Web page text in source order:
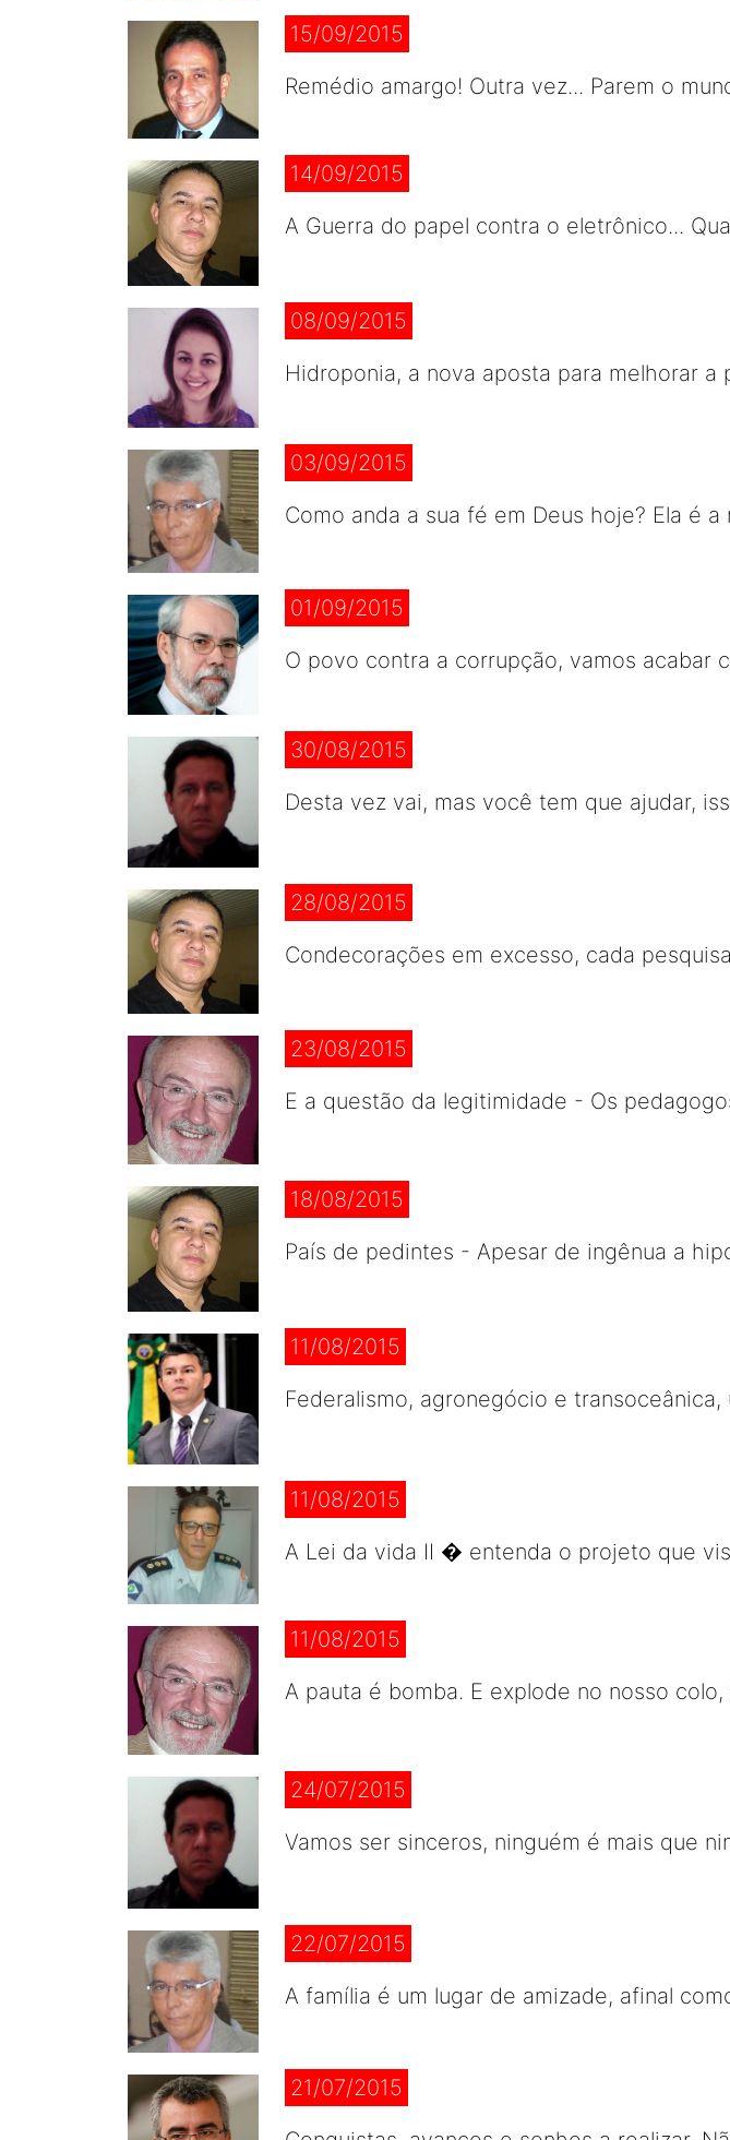
15/09/2015
Remédio amargo! Outra vez... Parem o
14/09/2015
A Guerra do papel contra o eletrônico...
08/09/2015
Hidroponia, a nova aposta para melhorar
03/09/2015
Como anda a sua fé em Deus hoje? Ela é
01/09/2015
O povo contra a corrupção, vamos acabar
30/08/2015
Desta vez vai, mas você tem que ajudar,
28/08/2015
Condecorações em excesso, cada
23/08/2015
E a questão da legitimidade - Os
18/08/2015
País de pedintes - Apesar de ingênua a
11/08/2015
Federalismo, agronegócio e
11/08/2015
A Lei da vida II � entenda o projeto que
11/08/2015
A pauta é bomba. E explode no nosso
24/07/2015
Vamos ser sinceros, ninguém é mais que
22/07/2015
A família é um lugar de amizade, afinal
21/07/2015